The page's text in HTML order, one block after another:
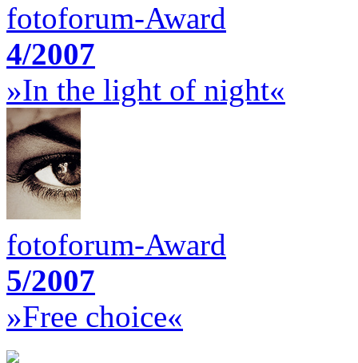
fotoforum-Award
4/2007
»In the light of night«
fotoforum-Award
5/2007
»Free choice«